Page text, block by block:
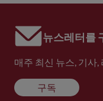
뉴스레터를
매주 최신 뉴스, 기사
구독